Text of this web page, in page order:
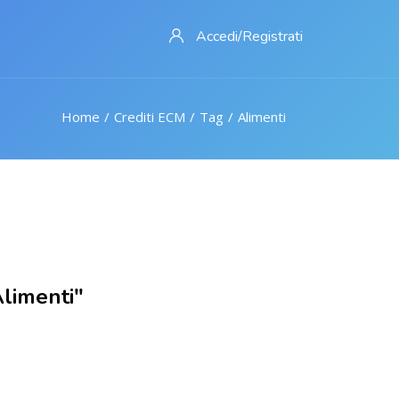
Accedi/Registrati
Home Crediti ECM Tag Alimenti